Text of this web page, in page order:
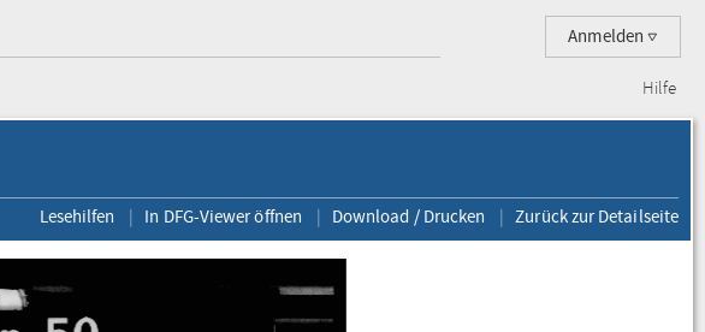
Anmelden
Hilfe
Lesehilfen In DFG-Viewer öffnen Download / Drucken Zurück zur Detailseite